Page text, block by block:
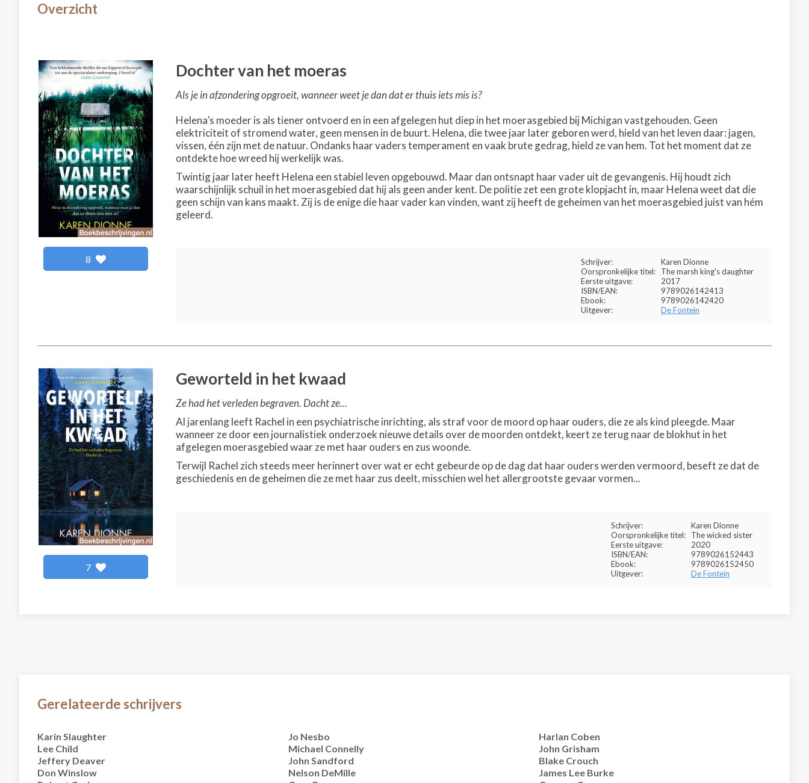
Overzicht
8
Dochter van het moeras
Als je in afzondering opgroeit, wanneer weet je dan dat er thuis iets mis is?
Helena’s moeder is als tiener ontvoerd en in een afgelegen hut diep in het moerasgebied bij Michigan vastgehouden. Geen
elektriciteit of stromend water, geen mensen in de buurt. Helena, die twee jaar later geboren werd, hield van het leven daar: jagen,
vissen, één zijn met de natuur. Ondanks haar vaders temperament en vaak brute gedrag, hield ze van hem. Tot het moment dat ze
ontdekte hoe wreed hij werkelijk was.
Twintig jaar later heeft Helena een stabiel leven opgebouwd. Maar dan ontsnapt haar vader uit de gevangenis. Hij houdt zich
waarschijnlijk schuil in het moerasgebied dat hij als geen ander kent. De politie zet een grote klopjacht in, maar Helena weet dat die
geen schijn van kans maakt. Zij is de enige die haar vader kan vinden, want zij heeft de geheimen van het moerasgebied juist van hém
geleerd.
Schrijver:
Karen Dionne
Oorspronkelijke titel:
The marsh king's daughter
Eerste uitgave:
2017
ISBN/EAN:
9789026142413
Ebook:
9789026142420
Uitgever:
De Fontein
7
Geworteld in het kwaad
Ze had het verleden begraven. Dacht ze...
Al jarenlang leeft Rachel in een psychiatrische inrichting, als straf voor de moord op haar ouders, die ze als kind pleegde. Maar
wanneer ze door een journalistiek onderzoek nieuwe details over de moorden ontdekt, keert ze terug naar de blokhut in het
afgelegen moerasgebied waar ze met haar ouders en zus woonde.
Terwijl Rachel zich steeds meer herinnert over wat er echt gebeurde op de dag dat haar ouders werden vermoord, beseft ze dat de
geschiedenis en de geheimen die ze met haar zus deelt, misschien wel het allergrootste gevaar vormen...
Schrijver:
Karen Dionne
Oorspronkelijke titel:
The wicked sister
Eerste uitgave:
2020
ISBN/EAN:
9789026152443
Ebook:
9789026152450
Uitgever:
De Fontein
Gerelateerde schrijvers
Karin Slaughter Jo Nesbo
Harlan Coben
Lee Child
Michael Connelly
John Grisham
Jeffery Deaver
John Sandford
Blake Crouch
Don Winslow
Nelson DeMille
James Lee Burke